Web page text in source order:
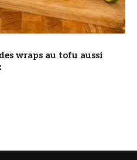
wraps au tofu aussi